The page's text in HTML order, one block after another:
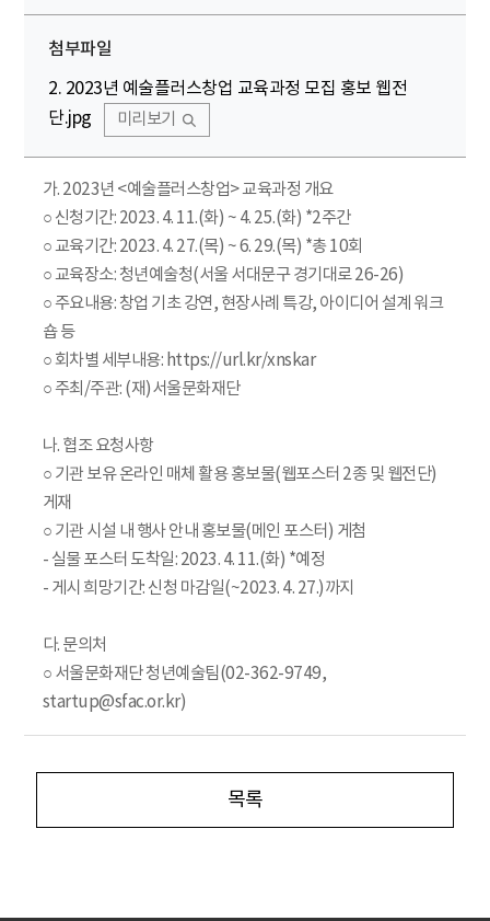
첨부파일
2. 2023년 예술플러스창업 교육과정 모집 홍보 웹전
단.jpg
미리보기
가. 2023년 <예술플러스창업> 교육과정 개요
○ 신청기간: 2023. 4. 11.(화) ~ 4. 25.(화) *2주간
○ 교육기간: 2023. 4. 27.(목) ~ 6. 29.(목) *총 10회
○ 교육장소: 청년예술청(서울 서대문구 경기대로 26-26)
○ 주요내용: 창업 기초 강연, 현장사례 특강, 아이디어 설계 워크
숍 등
○ 회차별 세부내용: https://url.kr/xnskar
○ 주최/주관: (재)서울문화재단
나. 협조 요청사항
○ 기관 보유 온라인 매체 활용 홍보물(웹포스터 2종 및 웹전단)
게재
○ 기관 시설 내 행사 안내 홍보물(메인 포스터) 게첨
- 실물 포스터 도착일: 2023. 4. 11.(화) *예정
- 게시 희망기간: 신청 마감일(~2023. 4. 27.)까지
다. 문의처
○ 서울문화재단 청년예술팀(02-362-9749,
startup@sfac.or.kr)
목록